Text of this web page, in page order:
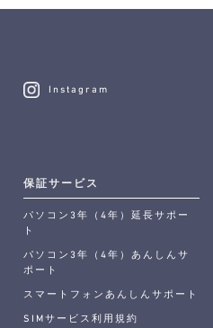
Instagram
保証サービス
パソコン3年（4年）延長サポー
ト
パソコン3年（4年）あんしんサ
ポート
スマートフォンあんしんサポート
SIMサービス利用規約